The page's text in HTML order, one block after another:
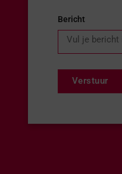
Bericht
Verstuur